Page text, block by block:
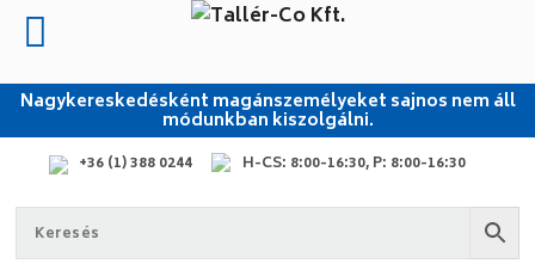
Nagykereskedésként magánszemélyeket sajnos nem áll
módunkban kiszolgálni.
+36 (1) 388 0244 H-CS: 8:00-16:30, P: 8:00-16:30